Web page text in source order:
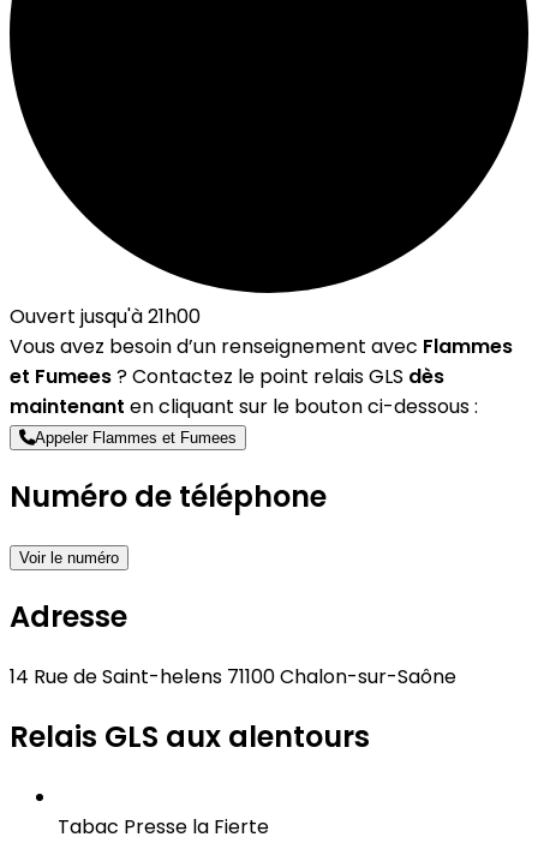
Ouvert jusqu'à 21h00
Vous avez besoin d’un renseignement avec Flammes
et Fumees? Contactez le point relais GLS dès
maintenant en cliquant sur le bouton ci-dessous :
Appeler Flammes et Fumees
Numéro de téléphone
Voir le numéro
Adresse
14 Rue de Saint-helens 71100 Chalon-sur-Saône
Relais GLS aux alentours
Tabac Presse la Fierte